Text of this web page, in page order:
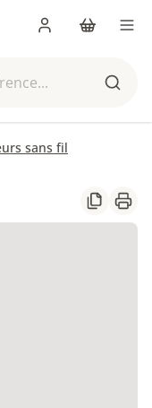
Panier
sans fil
Partager